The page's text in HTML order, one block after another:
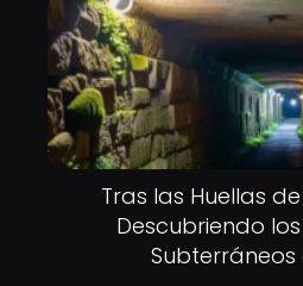
Tras las Huellas
Descubriendo
Subterráneos